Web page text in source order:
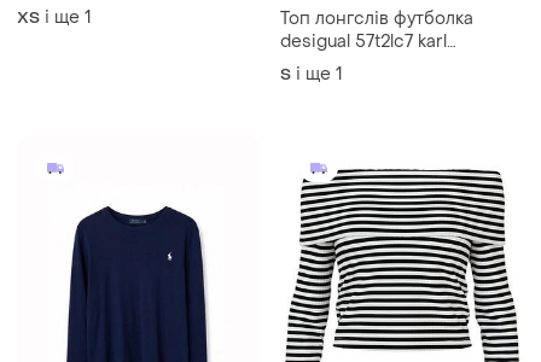
ХS і ще 1
Топ лонгслів футболка
desigual 57t2lc7 karl
lagerfeld
S і ще 1